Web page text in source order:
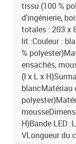
tissu (100 %
d'ingénierie,
totales : 203 x
lit :Couleur :
%
ensachés,
(l x L x
blancMatériau
H)Bande LED
VLongueur du